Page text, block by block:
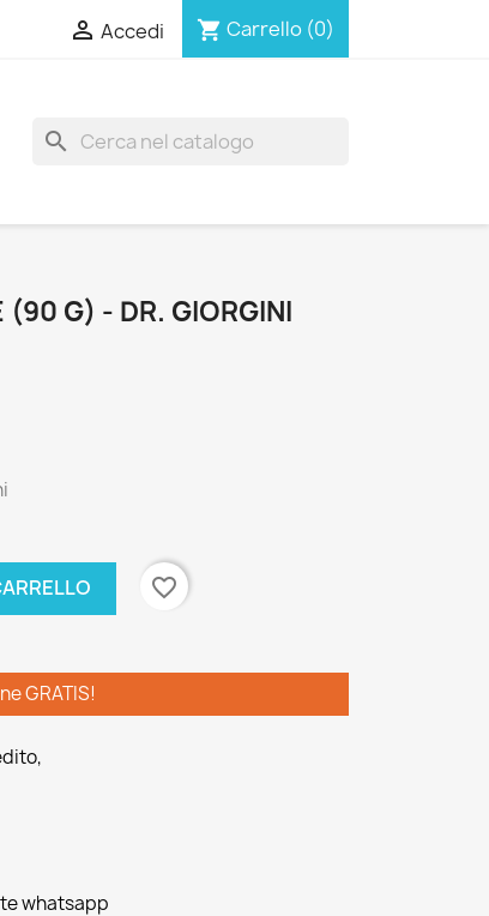
 Accedi shopping_cart Carrello (0)
search
(90 G) - DR. GIORGINI
favorite_border
GRATIS!
whatsapp